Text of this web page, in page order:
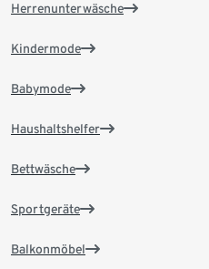
Herrenunterwäsche
Kindermode
Babymode
Haushaltshelfer
Bettwäsche
Sportgeräte
Balkonmöbel